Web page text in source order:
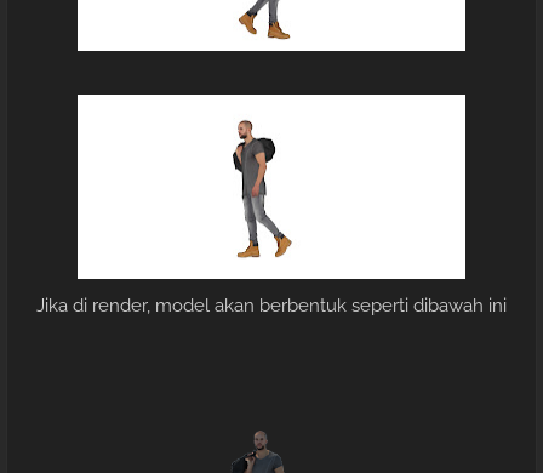
Jika di render, model akan berbentuk seperti dibawah ini